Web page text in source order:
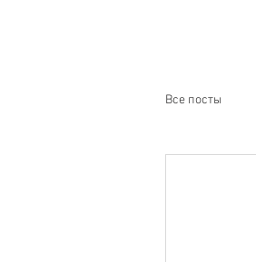
Все посты